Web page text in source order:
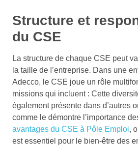
Structure et
du CSE
La structure de chaque CSE peut
la taille de l’entreprise. Dans une
Adecco, le CSE joue un rôle
missions qui incluent : Cette
également présente dans d’autres
comme le démontre l’importance
avantages du CSE à Pôle Emploi,
est essentiel pour le bien-être des